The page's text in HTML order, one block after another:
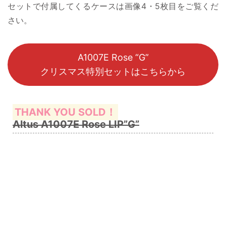
セットで付属してくるケースは画像4・5枚目をご覧くだ
さい。
A1007E Rose “G”
クリスマス特別セットはこちらから
THANK YOU SOLD！
Altus A1007E Rose LIP”G”